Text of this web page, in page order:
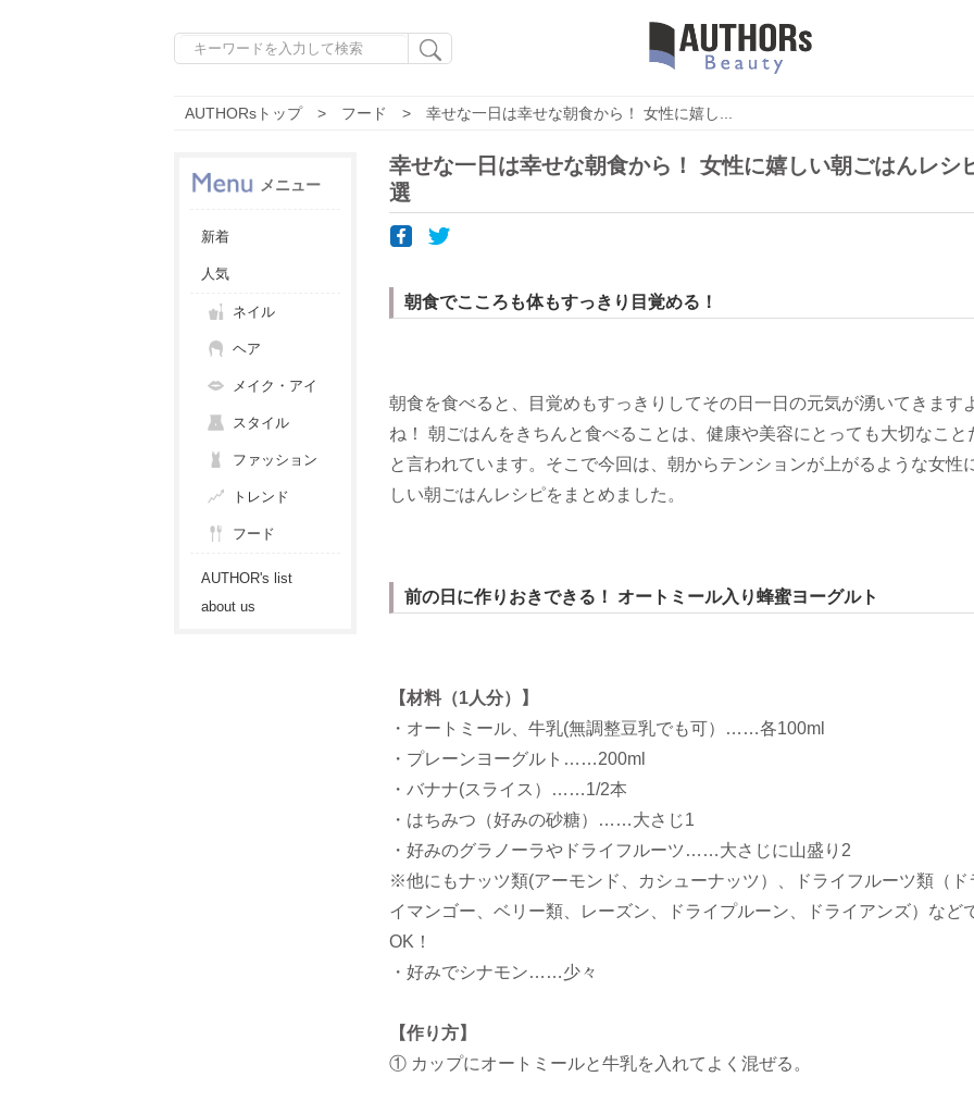
AUTHORsトップ フード 幸せな一日は幸せな朝食から！ 女性に嬉し...
メニュー
新着
人気
ネイル
ヘア
メイク・アイ
スタイル
ファッション
トレンド
フード
AUTHOR's list
about us
幸せな一日は幸せな朝食から！ 女性に嬉しい朝ごはんレシ
選
朝食でこころも体もすっきり目覚める！
朝食を食べると、目覚めもすっきりしてその日一日の元気が湧いてきます
ね！ 朝ごはんをきちんと食べることは、健康や美容にとっても大切なこと
と言われています。そこで今回は、朝からテンションが上がるような女性
しい朝ごはんレシピをまとめました。
前の日に作りおきできる！ オートミール入り蜂蜜ヨーグルト
【材料（1人分）】
・オートミール、牛乳(無調整豆乳でも可）……各100ml
・プレーンヨーグルト……200ml
・バナナ(スライス）……1/2本
・はちみつ（好みの砂糖）……大さじ1
・好みのグラノーラやドライフルーツ……大さじに山盛り2
※他にもナッツ類(アーモンド、カシューナッツ）、ドライフルーツ類（ド
イマンゴー、ベリー類、レーズン、ドライプルーン、ドライアンズ）など
OK！
・好みでシナモン……少々
【作り方】
① カップにオートミールと牛乳を入れてよく混ぜる。